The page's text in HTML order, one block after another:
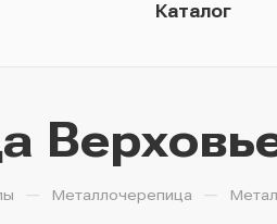
Каталог
— Металлочерепица —